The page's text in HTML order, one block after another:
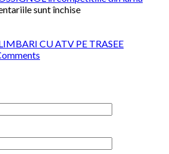
sunt închisepentru
in
CU ATV PE TRASEE